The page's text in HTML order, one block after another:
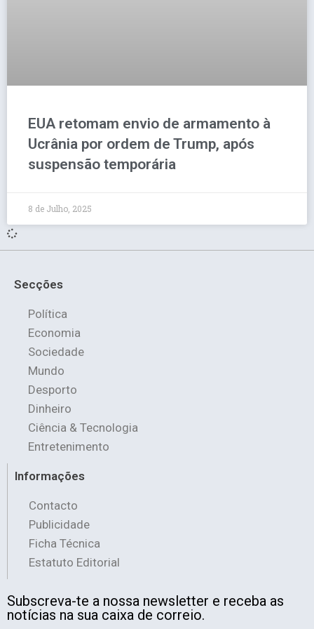
EUA retomam envio de armamento à
Ucrânia por ordem de Trump, após
suspensão temporária
8 de Julho, 2025
Secções
Política
Economia
Sociedade
Mundo
Desporto
Dinheiro
Ciência & Tecnologia
Entretenimento
Informações
Contacto
Publicidade
Ficha Técnica
Estatuto Editorial
Subscreva-te a nossa newsletter e receba as
notícias na sua caixa de correio.